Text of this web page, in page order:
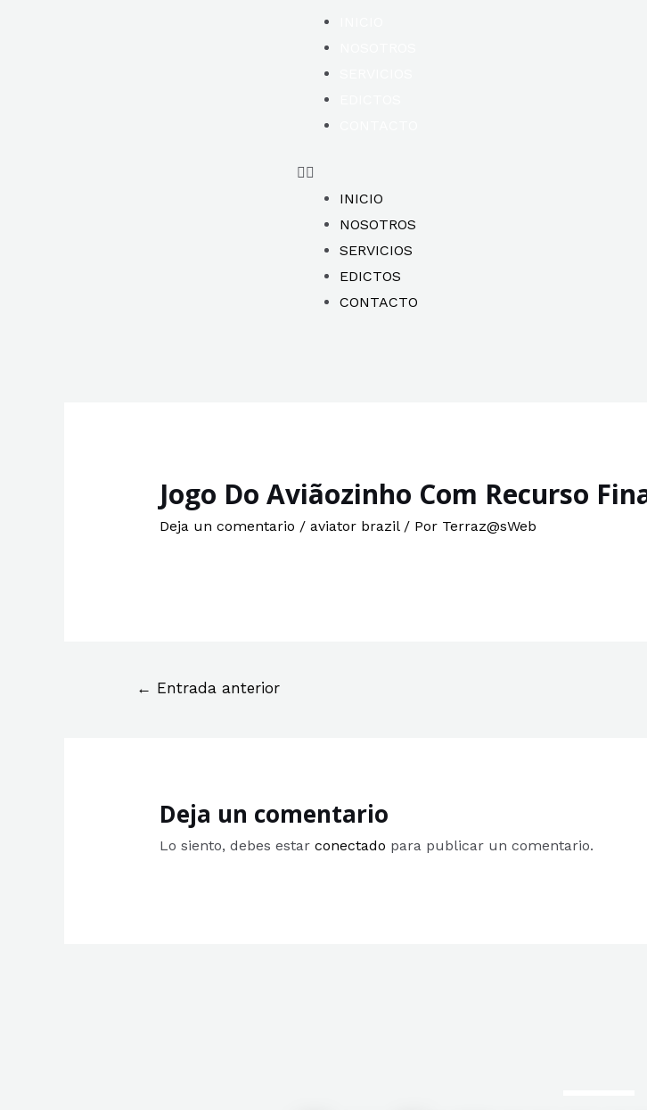
INICIO
NOSOTROS
SERVICIOS
EDICTOS
CONTACTO
Jogo Do Aviãozinho Com Recurso
Deja un comentario / aviator brazil/ Por Terraz@sWeb
← Entrada anterior
Deja un comentario
Lo siento, debes estar conectado para publicar un comentario.